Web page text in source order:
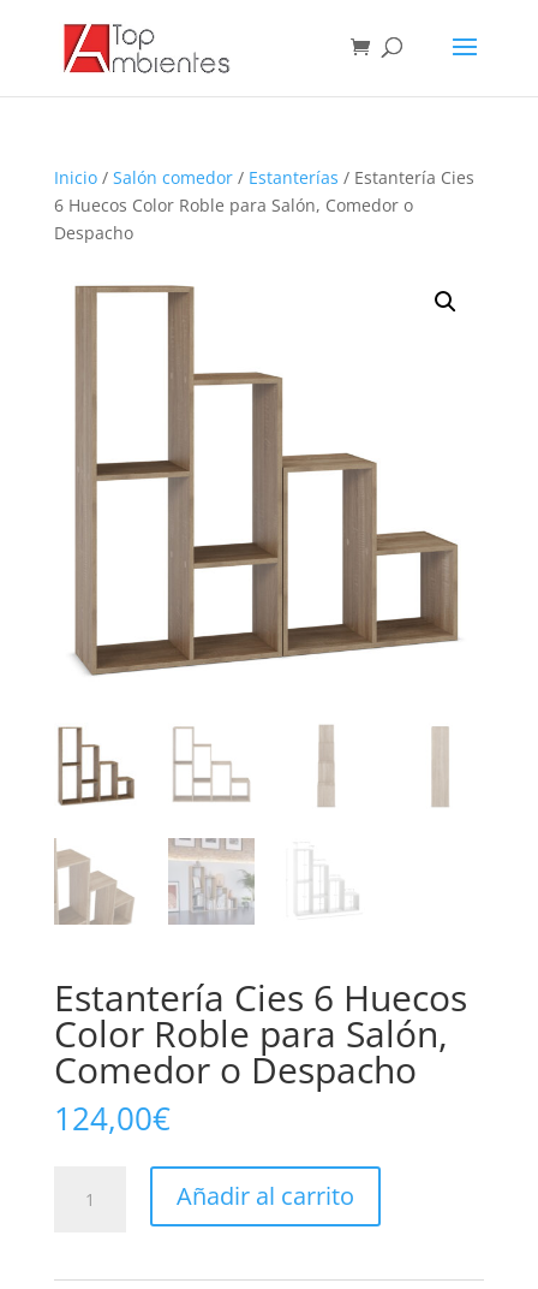
Inicio/ Salón comedor/ Estanterías / Estantería Cies
6 Huecos Color Roble para Salón, Comedor o
Despacho
Estantería Cies 6 Huecos
Color Roble para Salón,
Comedor o Despacho
124,00€
Añadir al carrito